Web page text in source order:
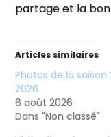
partage et la
Articles similaires
Photos de la saison
2026
6 août 2026
Dans "Non classé"